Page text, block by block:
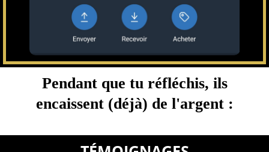
Pendant que tu réfléchis, ils
encaissent (déjà) de l'argent :